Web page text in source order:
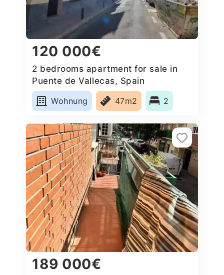
120 000€
2 bedrooms apartment for sale in
Puente de Vallecas, Spain
Wohnung
47m2 2
189 000€